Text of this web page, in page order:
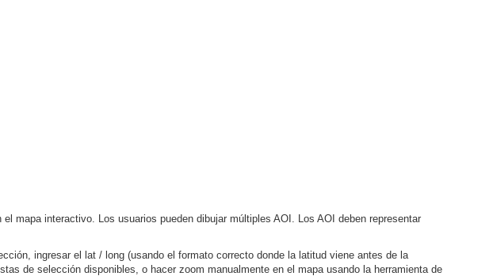
mapa interactivo. Los usuarios pueden dibujar múltiples AOI. Los AOI deben representar
ingresar el lat / long (usando el formato correcto donde la latitud viene antes de la
de selección disponibles, o hacer zoom manualmente en el mapa usando la herramienta de